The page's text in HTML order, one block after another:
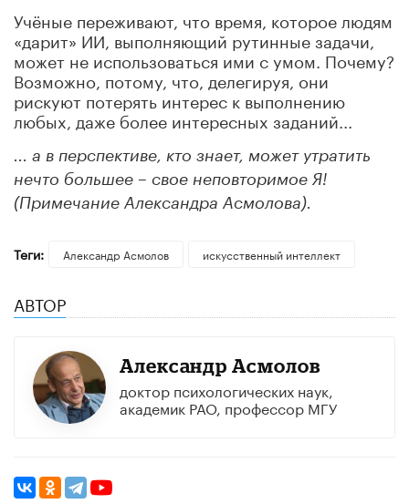
Учёные переживают, что время, которое людям
«дарит» ИИ, выполняющий рутинные задачи,
может не использоваться ими с умом. Почему?
Возможно, потому, что, делегируя, они
рискуют потерять интерес к выполнению
любых, даже более интересных заданий...
... а в перспективе, кто знает, может утратить
нечто большее – свое неповторимое Я!
(Примечание Александра Асмолова).
Теги: Александр Асмолов искусственный интеллект
АВТОР
Александр Асмолов
доктор психологических наук,
академик РАО, профессор МГУ